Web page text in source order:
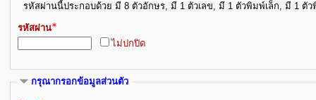
รหัสผ่านนี้ประกอบด้วย มี 8 ตัวอักษร, มี 1 ตัวเลข, มี 1 ตัวพิมพ์เล็ก, มี 1 ตั
รหัสผ่าน
ไม่ปกปิด
กรุณากรอกข้อมูลส่วนตัว